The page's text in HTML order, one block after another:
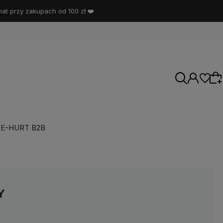
przy zakupach od 100 zł ❤️
E-HURT B2B